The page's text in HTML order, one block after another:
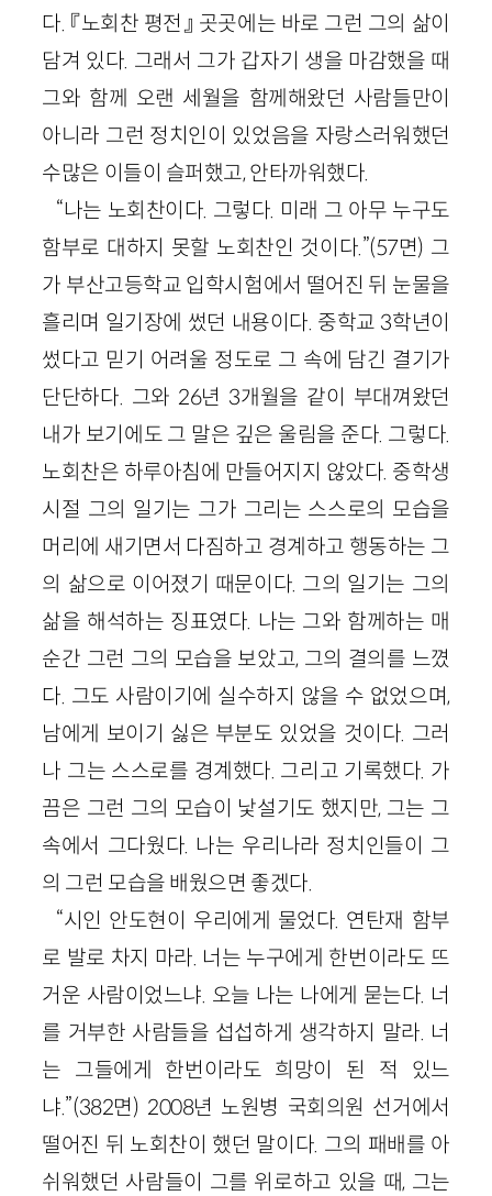
다. 『노회찬 평전』 곳곳에는 바로 그런 그의 삶이
담겨 있다. 그래서 그가 갑자기 생을 마감했을 때
그와 함께 오랜 세월을 함께해왔던 사람들만이
아니라 그런 정치인이 있었음을 자랑스러워했던
수많은 이들이 슬퍼했고, 안타까워했다.
“나는 노회찬이다. 그렇다. 미래 그 아무 누구도
함부로 대하지 못할 노회찬인 것이다.”(57면) 그
가 부산고등학교 입학시험에서 떨어진 뒤 눈물을
흘리며 일기장에 썼던 내용이다. 중학교 3학년이
썼다고 믿기 어려울 정도로 그 속에 담긴 결기가
단단하다. 그와 26년 3개월을 같이 부대껴왔던
내가 보기에도 그 말은 깊은 울림을 준다. 그렇다.
노회찬은 하루아침에 만들어지지 않았다. 중학생
시절 그의 일기는 그가 그리는 스스로의 모습을
머리에 새기면서 다짐하고 경계하고 행동하는 그
의 삶으로 이어졌기 때문이다. 그의 일기는 그의
삶을 해석하는 징표였다. 나는 그와 함께하는 매
순간 그런 그의 모습을 보았고, 그의 결의를 느꼈
다. 그도 사람이기에 실수하지 않을 수 없었으며,
남에게 보이기 싫은 부분도 있었을 것이다. 그러
나 그는 스스로를 경계했다. 그리고 기록했다. 가
끔은 그런 그의 모습이 낯설기도 했지만, 그는 그
속에서 그다웠다. 나는 우리나라 정치인들이 그
의 그런 모습을 배웠으면 좋겠다.
“시인 안도현이 우리에게 물었다. 연탄재 함부
로 발로 차지 마라. 너는 누구에게 한번이라도 뜨
거운 사람이었느냐. 오늘 나는 나에게 묻는다. 너
를 거부한 사람들을 섭섭하게 생각하지 말라. 너
는 그들에게 한번이라도 희망이 된 적 있느
냐.”(382면) 2008년 노원병 국회의원 선거에서
떨어진 뒤 노회찬이 했던 말이다. 그의 패배를 아
쉬워했던 사람들이 그를 위로하고 있을 때, 그는